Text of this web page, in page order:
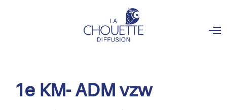
O
1e KM- ADM vzw